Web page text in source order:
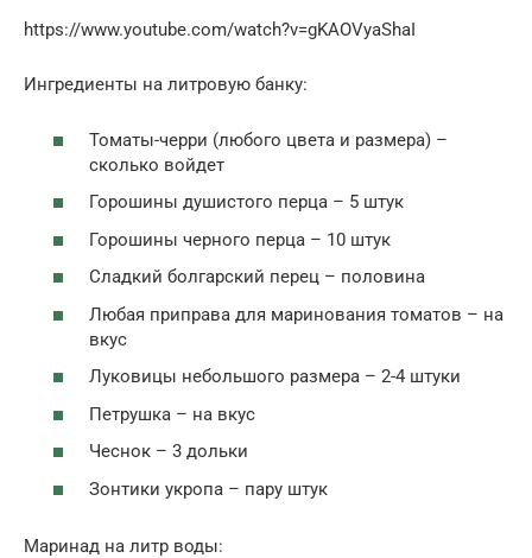
https://www.youtube.com/watch?v=gKAOVyaShaI
Ингредиенты на литровую банку:
Томаты-черри (любого цвета и размера) –
сколько войдет
Горошины душистого перца – 5 штук
Горошины черного перца – 10 штук
Сладкий болгарский перец – половина
Любая приправа для маринования томатов – на
вкус
Луковицы небольшого размера – 2-4 штуки
Петрушка – на вкус
Чеснок – 3 дольки
Зонтики укропа – пару штук
Маринад на литр воды: